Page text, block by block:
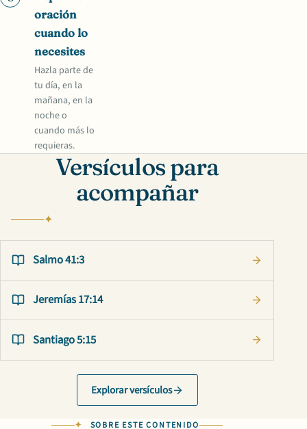
oración
cuando lo
necesites
Hazla parte de
tu día, en la
mañana, en la
noche o
cuando más lo
requieras.
Versículos para
acompañar
Salmo 41:3
Jeremías 17:14
Santiago 5:15
Explorar versículos
SOBRE ESTE CONTENIDO